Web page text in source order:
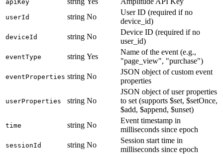
apiKey
userId string No
User ID (required if no
device_id)
deviceId string No
Device ID (required if no
user_id)
eventType string Yes
Name of the event (e.g.,
"page_view", "purchase")
eventProperties string No
JSON object of custom event
properties
userProperties string No
JSON object of user properties
to set (supports $set, $setOnce,
$add, $append, $unset)
time string No
Event timestamp in
milliseconds since epoch
sessionId string No
Session start time in
milliseconds since epoch